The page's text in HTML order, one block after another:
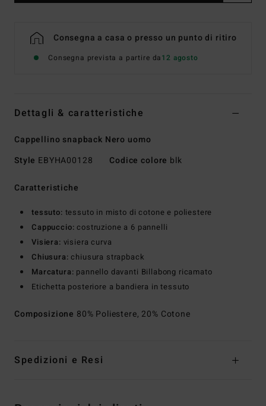
Consegna a casa o presso un punto di ritiro
Consegna prevista a partire da12 agosto
Dettagli & caratteristiche
Cappellino snapback Nero uomo
Style EBYHA00128 Codice colore blk
Caratteristiche
tessuto: tessuto in misto di cotone e poliestere
Cappuccio: costruzione a 6 pannelli
Visiera: visiera curva
Chiusura: chiusura strapback
Marcatura: pannello davanti Billabong ricamato
Etichetta posteriore a bandiera in tessuto
Composizione 80% Poliestere, 20% Cotone
Spedizioni e Resi